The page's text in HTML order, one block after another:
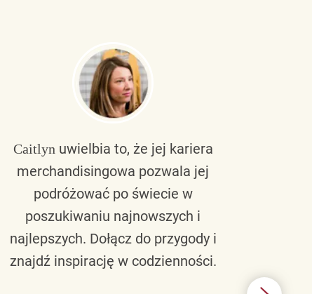
Caitlynuwielbia to, że jej kariera
merchandisingowa pozwala jej
podróżować po świecie w
poszukiwaniu najnowszych i
najlepszych. Dołącz do przygody i
znajdź inspirację w codzienności.